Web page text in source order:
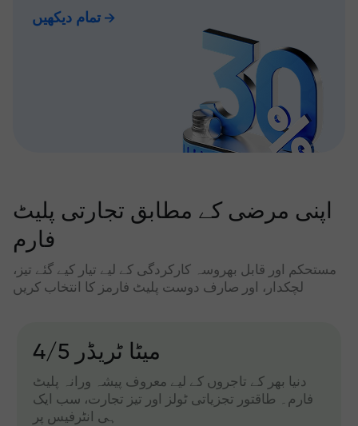
تمام دیکھیں
اپنی مرضی کے مطابق تجارتی پلیٹ
فارم
مستحکم اور قابل بھروسہ کارکردگی کے لیے تیار کیے گئے تیز،
لچکدار، اور صارف دوست پلیٹ فارمز کا انتخاب کریں
میٹا ٹریڈر 4/5
دنیا بھر کے تاجروں کے لیے معروف پیشہ ورانہ پلیٹ
فارم۔ طاقتور تجزیاتی ٹولز اور تیز تجارت، سب ایک
ہی انٹرفیس پر